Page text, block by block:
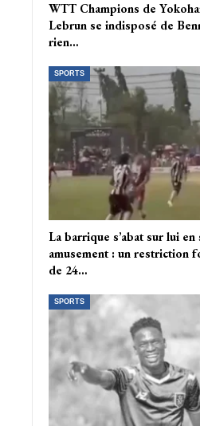
WTT Champions de
Lebrun se indisposé de
rien…
SPORTS
La barrique s’abat sur lui en
amusement : un restriction
de 24…
SPORTS